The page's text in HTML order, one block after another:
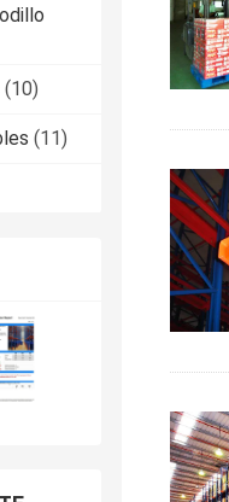
(10)
(11)